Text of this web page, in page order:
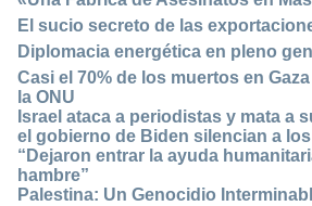
El sucio secreto de las
Diplomacia energética en pleno
Casi el 70% de los muertos en
la ONU
Israel ataca a periodistas y mata a
el gobierno de Biden silencian a
“Dejaron entrar la ayuda
hambre”
Palestina: Un Genocidio